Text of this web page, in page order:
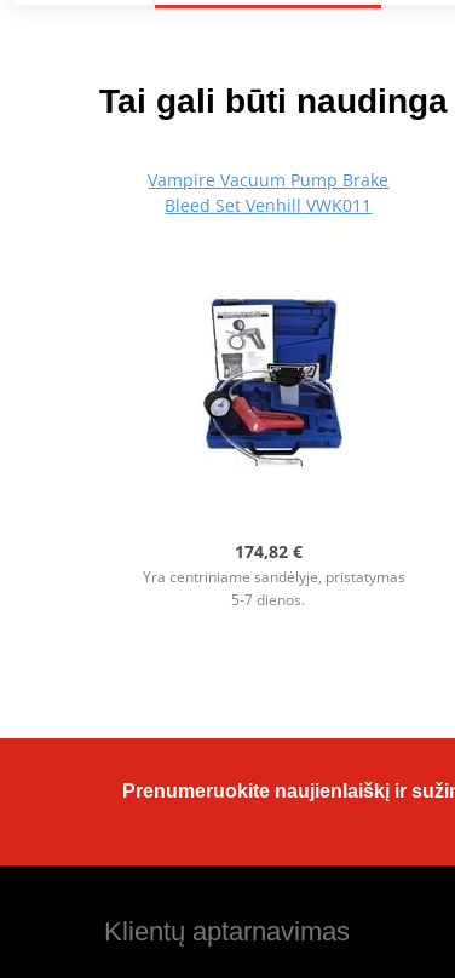
Tai gali būti naudinga
Vampire Vacuum Pump Brake
Bleed Set Venhill VWK011
174,82 €
Yra centriniame sandėlyje, pristatymas
5-7 dienos.
Prenumeruokite naujienlaiškį ir
Klientų aptarnavimas